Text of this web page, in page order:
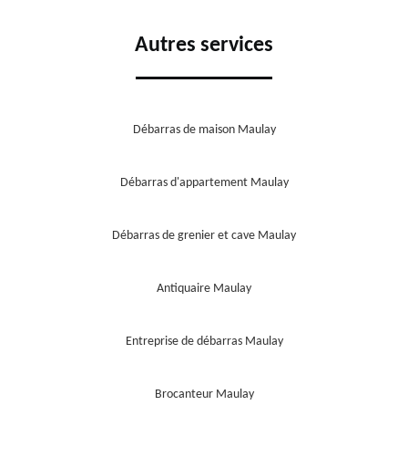
Autres services
Débarras de maison Maulay
Débarras d'appartement Maulay
Débarras de grenier et cave Maulay
Antiquaire Maulay
Entreprise de débarras Maulay
Brocanteur Maulay